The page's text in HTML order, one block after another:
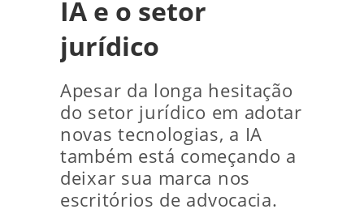
IA e o setor
jurídico
Apesar da longa hesitação
do setor jurídico em adotar
novas tecnologias, a IA
também está começando a
deixar sua marca nos
escritórios de advocacia.